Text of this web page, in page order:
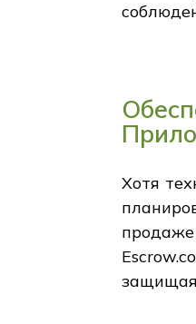
Хотя
защищая